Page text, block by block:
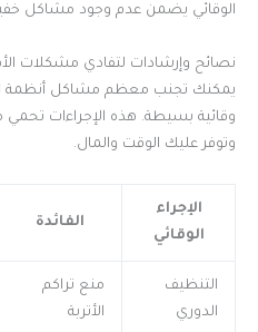
الوقائي يضمن عدم وجود مشاكل
نصائح وإرشادات لتفادي مشكلات
يمكنك تجنب معظم مشاكل أنظمة
وقائية بسيطة. هذه الإجراءات تحمي
وتوفر عليك الوقت والمال.
الإجراء
الوقائي
الفائدة
التنظيف
الدوري
منع تراكم
الأتربة